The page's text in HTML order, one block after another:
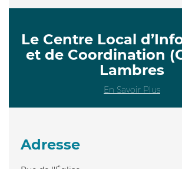
Le Centre Local
et de Coordination
Lambres
En Savoir Plus
Adresse